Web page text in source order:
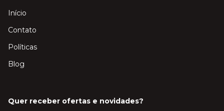
Início
Contato
Políticas
Blog
Quer receber ofertas e novidades?